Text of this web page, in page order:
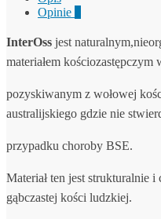
Opinie
InterOss jest
materiałem
pozyskiwanym z wołowej
australijskiego gdzie nie
przypadku choroby BSE.
Materiał ten jest strukturalnie
gąbczastej kości ludzkiej.